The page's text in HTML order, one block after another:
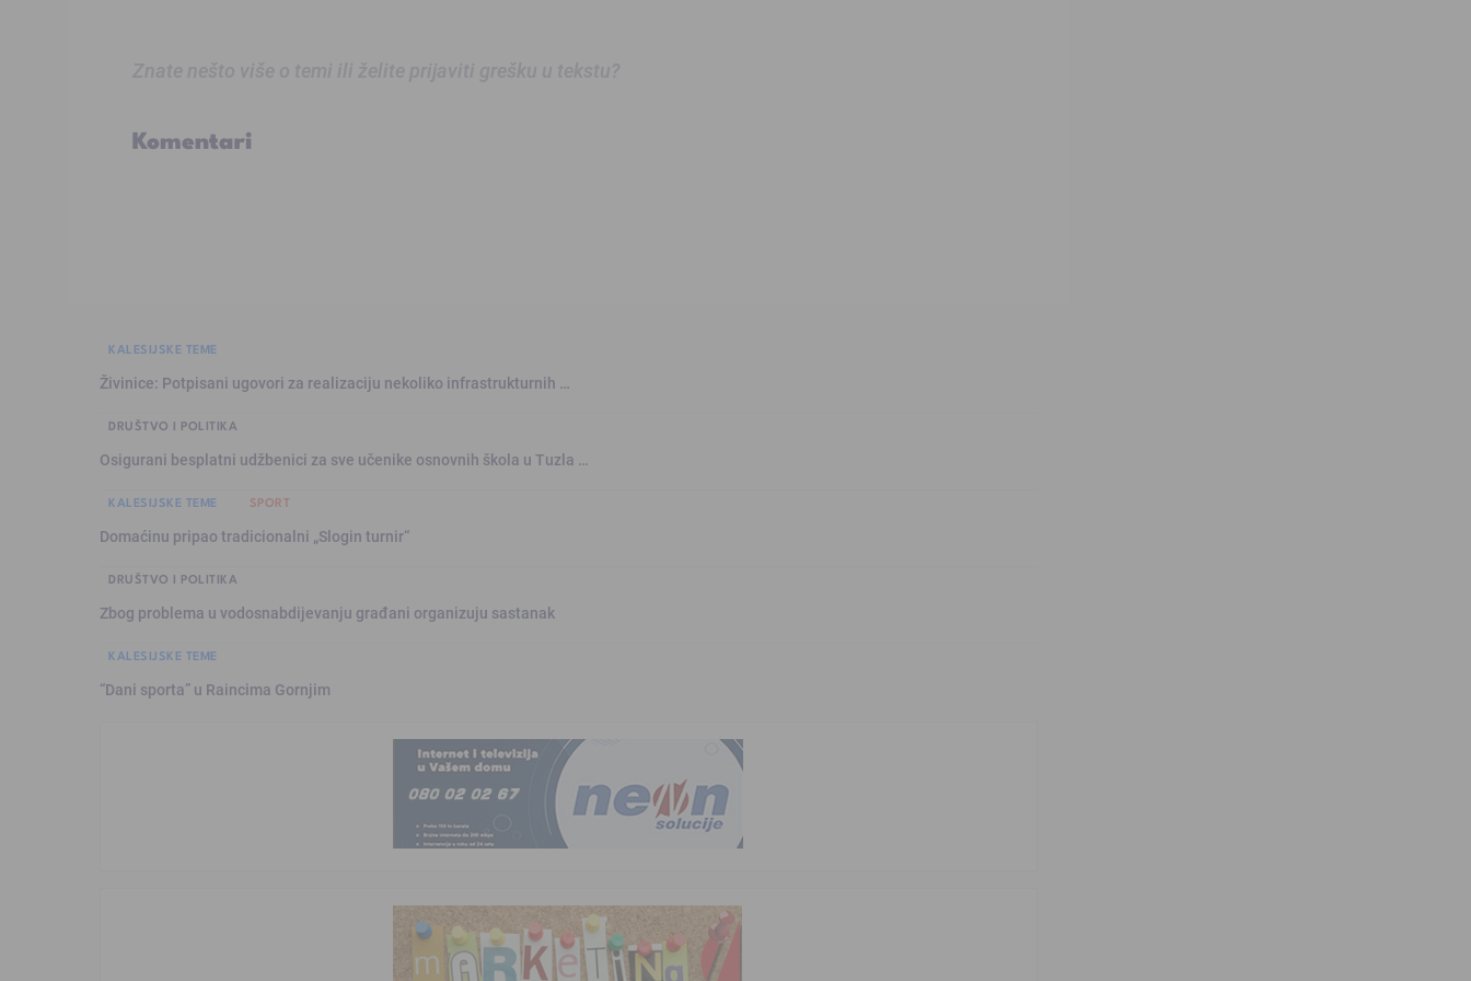
Komentari
KALESIJSKE TEME
Živinice: Potpisani ugovori za realizaciju nekoliko infrastrukturnih …
DRUŠTVO I POLITIKA
Osigurani besplatni udžbenici za sve učenike osnovnih škola u Tuzla …
KALESIJSKE TEME SPORT
Domaćinu pripao tradicionalni „Slogin turnir“
DRUŠTVO I POLITIKA
Zbog problema u vodosnabdijevanju građani organizuju sastanak
KALESIJSKE TEME
“Dani sporta” u Raincima Gornjim